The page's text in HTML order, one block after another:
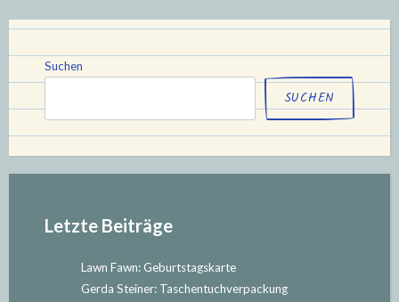
6“
Suchen
SUCHEN
Letzte Beiträge
Lawn Fawn: Geburtstagskarte
Gerda Steiner: Taschentuchverpackung